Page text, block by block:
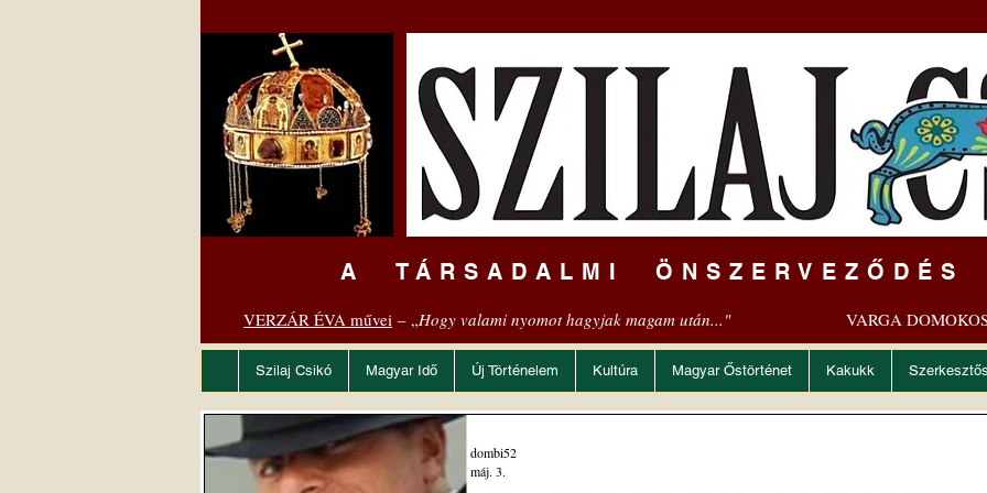
A TÁRSADALMI ÖNSZERVEZŐDÉS
VERZÁR ÉVA művei – „Hogy valami nyomot hagyjak magam után..." VARGA
Szilaj Csikó Magyar Idő Új Történelem Kultúra Magyar Őstörténet Kakukk
dombi52
máj. 3.